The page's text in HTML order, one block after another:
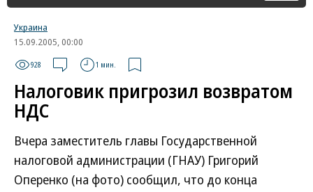
Украина
15.09.2005, 00:00
928 1 мин.
Налоговик пригрозил возвратом
НДС
Вчера заместитель главы Государственной
налоговой администрации (ГНАУ) Григорий
Оперенко (на фото) сообщил, что до конца